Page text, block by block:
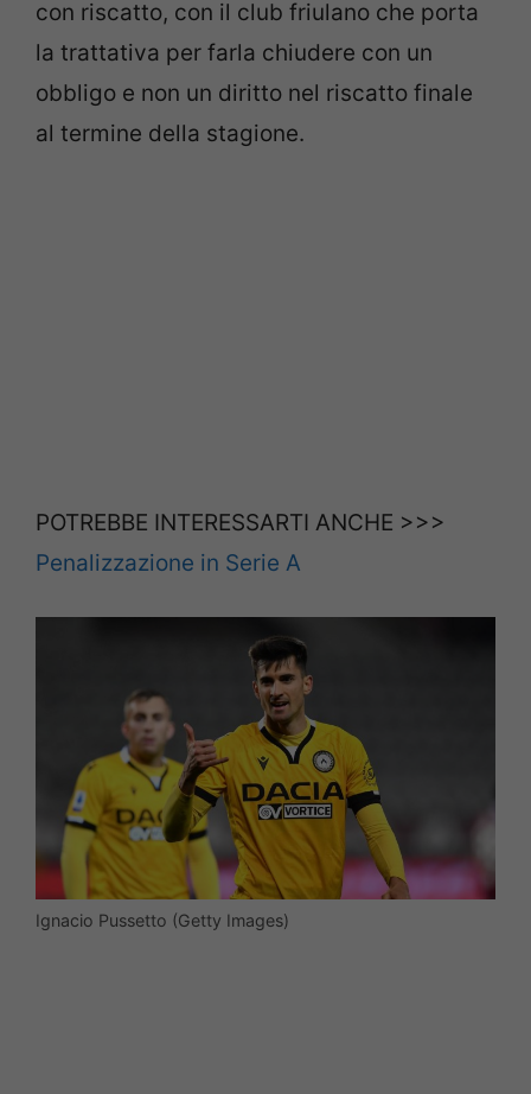
con riscatto, con il club friulano che porta
la trattativa per farla chiudere con un
obbligo e non un diritto nel riscatto finale
al termine della stagione.
POTREBBE INTERESSARTI ANCHE >>>
Penalizzazione in Serie A
Ignacio Pussetto (Getty Images)